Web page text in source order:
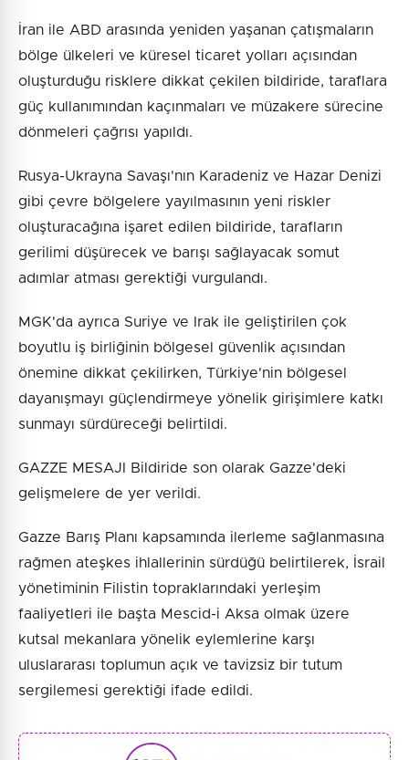
İran ile ABD arasında yeniden yaşanan çatışmaların
bölge ülkeleri ve küresel ticaret yolları açısından
oluşturduğu risklere dikkat çekilen bildiride, taraflara
güç kullanımından kaçınmaları ve müzakere sürecine
dönmeleri çağrısı yapıldı.
Rusya-Ukrayna Savaşı'nın Karadeniz ve Hazar Denizi
gibi çevre bölgelere yayılmasının yeni riskler
oluşturacağına işaret edilen bildiride, tarafların
gerilimi düşürecek ve barışı sağlayacak somut
adımlar atması gerektiği vurgulandı.
MGK'da ayrıca Suriye ve Irak ile geliştirilen çok
boyutlu iş birliğinin bölgesel güvenlik açısından
önemine dikkat çekilirken, Türkiye'nin bölgesel
dayanışmayı güçlendirmeye yönelik girişimlere katkı
sunmayı sürdüreceği belirtildi.
GAZZE MESAJI Bildiride son olarak Gazze'deki
gelişmelere de yer verildi.
Gazze Barış Planı kapsamında ilerleme sağlanmasına
rağmen ateşkes ihlallerinin sürdüğü belirtilerek, İsrail
yönetiminin Filistin topraklarındaki yerleşim
faaliyetleri ile başta Mescid-i Aksa olmak üzere
kutsal mekanlara yönelik eylemlerine karşı
uluslararası toplumun açık ve tavizsiz bir tutum
sergilemesi gerektiği ifade edildi.